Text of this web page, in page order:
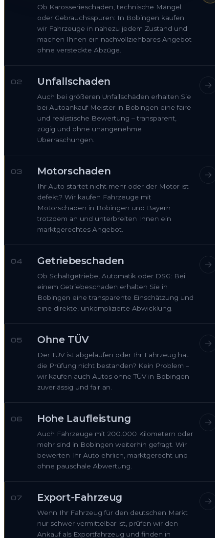
Ob Karosserieschaden, technische Mängel
oder Gebrauchsspuren: In Bobingen kaufen
wir Fahrzeuge in nahezu jedem Zustand und
machen Ihnen ein nachvollziehbares Angebot
ohne versteckte Abzüge.
02 Unfallschaden
Auch bei größeren Unfallschäden erhalten Sie
bei Autoankauf Meister in Bobingen eine faire
und realistische Bewertung – transparent,
zügig und ohne unangenehme
Überraschungen.
03 Motorschaden
Ihr Auto startet nicht mehr oder der Motor ist
defekt? Wir kaufen Fahrzeuge mit
Motorschaden in Bobingen und Bayern
trotzdem an und unterbreiten Ihnen ein
marktgerechtes Angebot.
04 Getriebeschaden
Ob Schaltgetriebe, Automatik oder DSG: Bei
einem Getriebeschaden erhalten Sie in
Bobingen eine transparente Einschätzung und
eine direkte, unkomplizierte Abwicklung.
05 Ohne TÜV
Der TÜV ist abgelaufen oder Ihr Fahrzeug hat
die Prüfung nicht bestanden? Kein Problem –
wir kaufen auch Autos ohne TÜV in Bobingen
zuverlässig und fair an.
06 Hohe Laufleistung
Auch Fahrzeuge mit 200.000 Kilometern oder
mehr sind in Bobingen weiterhin gefragt. Wir
bewerten Ihr Auto ehrlich, marktgerecht und
ohne pauschale Abwertung.
07 Export-Fahrzeug
Wenn Ihr Fahrzeug für den deutschen Markt
nur schwer vermittelbar ist, prüfen wir den
Ankauf als Exportfahrzeug und finden in